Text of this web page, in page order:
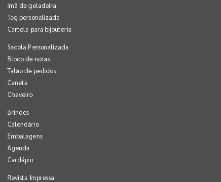
Imã de geladeira
Tag personalizada
Cartela para bijouteria
Sacola Personalizada
Bloco de notas
Talão de pedidos
Caneta
Chaveiro
Brindes
Calendário
Embalagens
Agenda
Cardápio
Revista Impressa